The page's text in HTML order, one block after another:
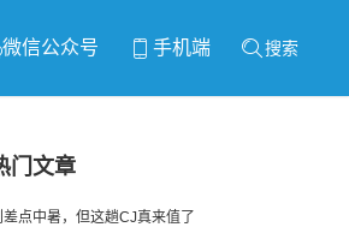
微信公众号 手机端 搜索
门文章
差点中暑，但这趟CJ真来值了